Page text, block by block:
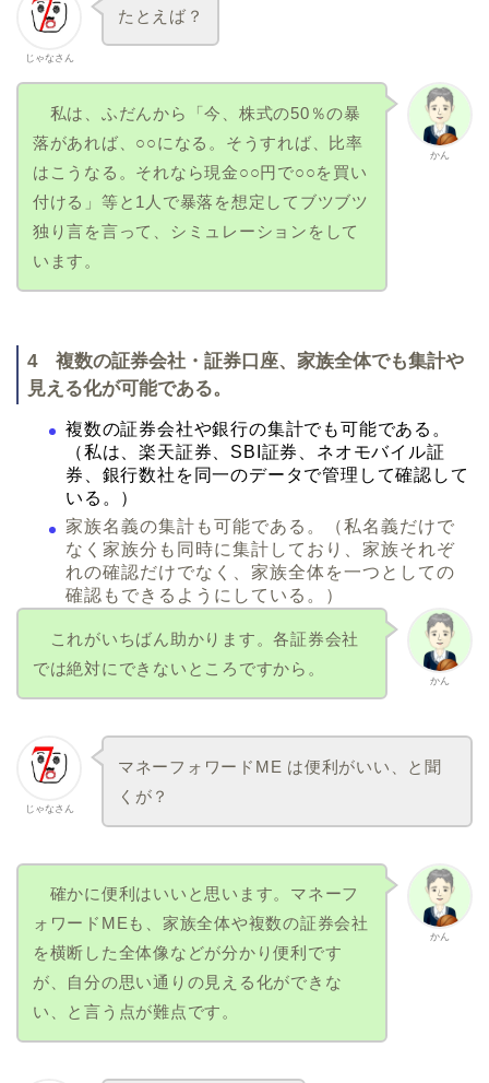
じゃなさん
たとえば？
かん
私は、ふだんから「今、株式の50％の暴
落があれば、○○になる。そうすれば、比率
はこうなる。それなら現金○○円で○○を買い
付ける」等と1人で暴落を想定してブツブツ
独り言を言って、シミュレーションをして
います。
4 複数の証券会社・証券口座、家族全体でも集計や
見える化が可能である。
複数の証券会社や銀行の集計でも可能である。
（私は、楽天証券、SBI証券、ネオモバイル証
券、銀行数社を同一のデータで管理して確認して
いる。）
家族名義の集計も可能である。（私名義だけで
なく家族分も同時に集計しており、家族それぞ
れの確認だけでなく、家族全体を一つとしての
確認もできるようにしている。）
かん
これがいちばん助かります。各証券会社
では絶対にできないところですから。
じゃなさん
マネーフォワードME は便利がいい、と聞
くが？
かん
確かに便利はいいと思います。マネーフ
ォワードMEも、家族全体や複数の証券会社
を横断した全体像などが分かり便利です
が、自分の思い通りの見える化ができな
い、と言う点が難点です。